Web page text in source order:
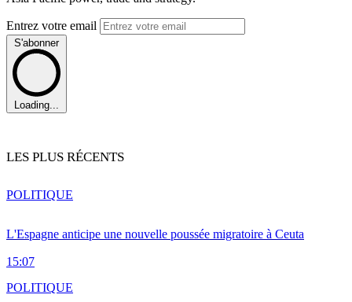
Entrez votre email
S'abonner
Loading...
LES PLUS RÉCENTS
L'Espagne anticipe une nouvelle poussée migratoire à Ceuta
15:07
POLITIQUE
POLITIQUE